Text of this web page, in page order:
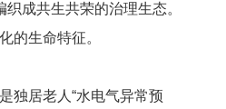
成共生共荣的治理生态。
的生命特征。
独居老人“水电气异常预